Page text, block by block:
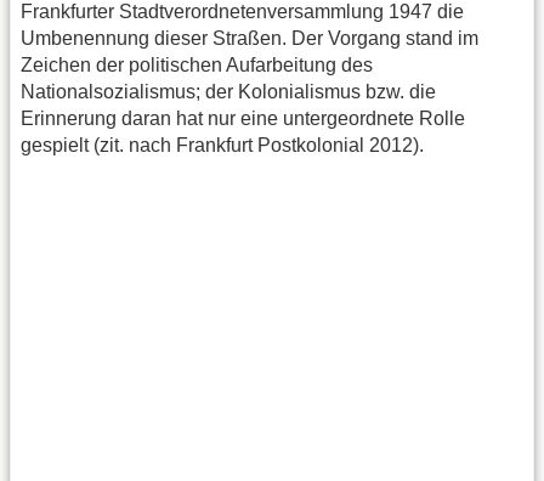
Frankfurter Stadtverordnetenversammlung 1947 die
Umbenennung dieser Straßen. Der Vorgang stand im
Zeichen der politischen Aufarbeitung des
Nationalsozialismus; der Kolonialismus bzw. die
Erinnerung daran hat nur eine untergeordnete Rolle
gespielt (zit. nach Frankfurt Postkolonial 2012).